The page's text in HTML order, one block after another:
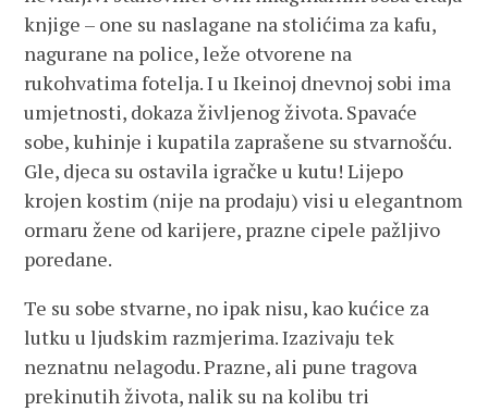
knjige – one su naslagane na stolićima za kafu,
nagurane na police, leže otvorene na
rukohvatima fotelja. I u Ikeinoj dnevnoj sobi ima
umjetnosti, dokaza življenog života. Spavaće
sobe, kuhinje i kupatila zaprašene su stvarnošću.
Gle, djeca su ostavila igračke u kutu! Lijepo
krojen kostim (nije na prodaju) visi u elegantnom
ormaru žene od karijere, prazne cipele pažljivo
poredane.
Te su sobe stvarne, no ipak nisu, kao kućice za
lutku u ljudskim razmjerima. Izazivaju tek
neznatnu nelagodu. Prazne, ali pune tragova
prekinutih života, nalik su na kolibu tri